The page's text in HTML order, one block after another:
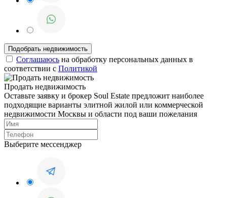
Соглашаюсь на обработку персональных данных в
соответствии с Политикой
Продать недвижимость
Оставьте заявку и брокер Soul Estate предложит наиболее
подходящие варианты элитной жилой или коммерческой
недвижимости Москвы и области под ваши пожелания
Выберите мессенджер